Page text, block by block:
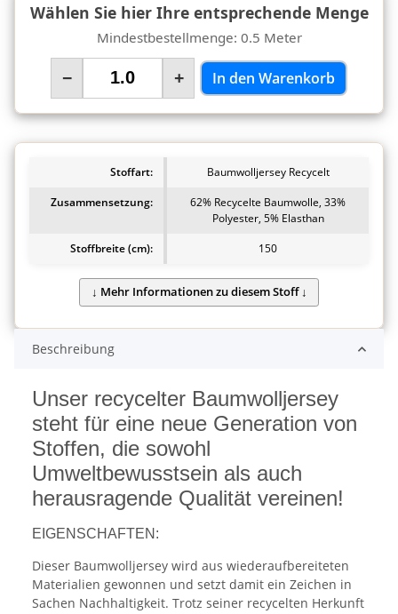
Wählen Sie hier Ihre entsprechende Menge
Mindestbestellmenge: 0.5 Meter
− + In den Warenkorb
Stoffart:
Baumwolljersey Recycelt
Zusammensetzung:
62% Recycelte Baumwolle, 33%
Polyester, 5% Elasthan
Stoffbreite (cm):
150
Beschreibung
Unser recycelter Baumwolljersey
steht für eine neue Generation von
Stoffen, die sowohl
Umweltbewusstsein als auch
herausragende Qualität vereinen!
EIGENSCHAFTEN:
Dieser Baumwolljersey wird aus wiederaufbereiteten
Materialien gewonnen und setzt damit ein Zeichen in
Sachen Nachhaltigkeit. Trotz seiner recycelten Herkunft